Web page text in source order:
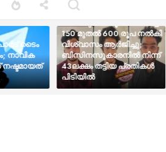
ടൈം​
നാവിക
ടെലിഗ്രാം വഴി ചെറിയ
150 മുതൽ 600 രൂപ നൽകി
വിശ്വാസം ആർജിച്ചു;
ബിസിനസുകാരനിൽ നിന്ന്
43ലക്ഷം തട്ടിയ പ്രതികൾ
പിടിയിൽ